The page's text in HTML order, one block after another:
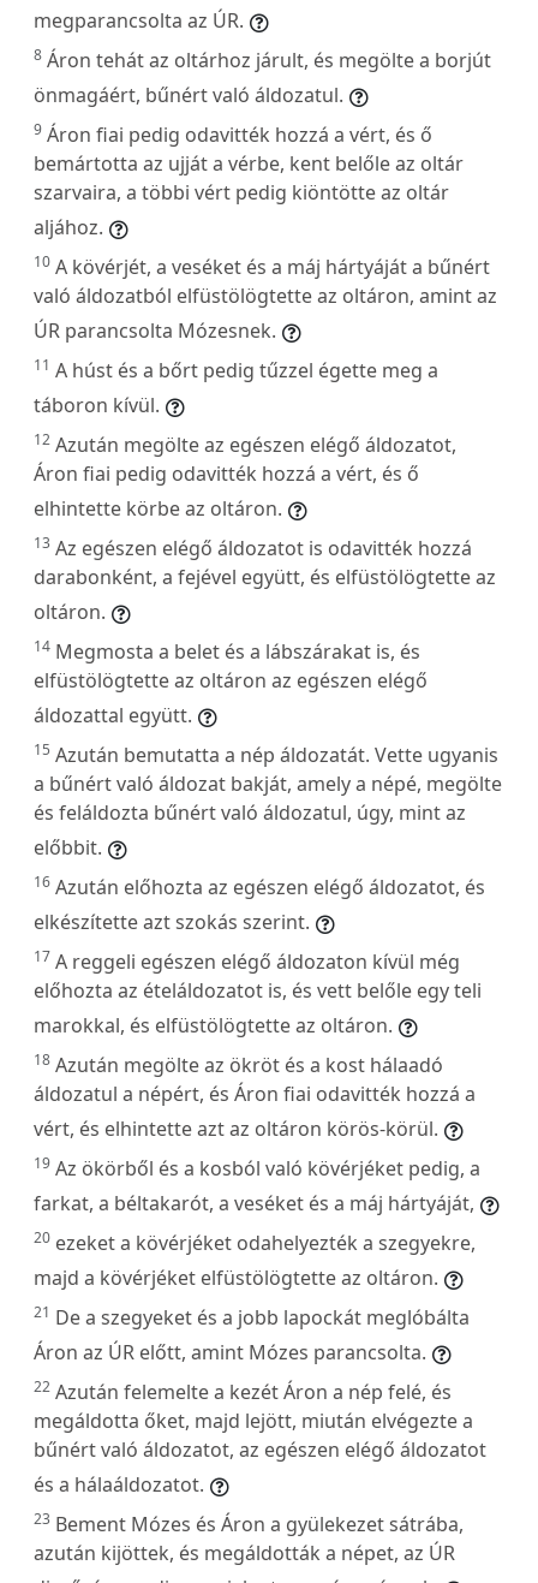
megparancsolta az ÚR.
8 Áron tehát az oltárhoz járult, és megölte a borjút
önmagáért, bűnért való áldozatul.
9 Áron fiai pedig odavitték hozzá a vért, és ő
bemártotta az ujját a vérbe, kent belőle az oltár
szarvaira, a többi vért pedig kiöntötte az oltár
aljához.
10 A kövérjét, a veséket és a máj hártyáját a bűnért
való áldozatból elfüstölögtette az oltáron, amint az
ÚR parancsolta Mózesnek.
11 A húst és a bőrt pedig tűzzel égette meg a
táboron kívül.
12 Azután megölte az egészen elégő áldozatot,
Áron fiai pedig odavitték hozzá a vért, és ő
elhintette körbe az oltáron.
13 Az egészen elégő áldozatot is odavitték hozzá
darabonként, a fejével együtt, és elfüstölögtette az
oltáron.
14 Megmosta a belet és a lábszárakat is, és
elfüstölögtette az oltáron az egészen elégő
áldozattal együtt.
15 Azután bemutatta a nép áldozatát. Vette ugyanis
a bűnért való áldozat bakját, amely a népé, megölte
és feláldozta bűnért való áldozatul, úgy, mint az
előbbit.
16 Azután előhozta az egészen elégő áldozatot, és
elkészítette azt szokás szerint.
17 A reggeli egészen elégő áldozaton kívül még
előhozta az ételáldozatot is, és vett belőle egy teli
marokkal, és elfüstölögtette az oltáron.
18 Azután megölte az ökröt és a kost hálaadó
áldozatul a népért, és Áron fiai odavitték hozzá a
vért, és elhintette azt az oltáron körös-körül.
19 Az ökörből és a kosból való kövérjéket pedig, a
farkat, a béltakarót, a veséket és a máj hártyáját,
20 ezeket a kövérjéket odahelyezték a szegyekre,
majd a kövérjéket elfüstölögtette az oltáron.
21 De a szegyeket és a jobb lapockát meglóbálta
Áron az ÚR előtt, amint Mózes parancsolta.
22 Azután felemelte a kezét Áron a nép felé, és
megáldotta őket, majd lejött, miután elvégezte a
bűnért való áldozatot, az egészen elégő áldozatot
és a hálaáldozatot.
23 Bement Mózes és Áron a gyülekezet sátrába,
azután kijöttek, és megáldották a népet, az ÚR